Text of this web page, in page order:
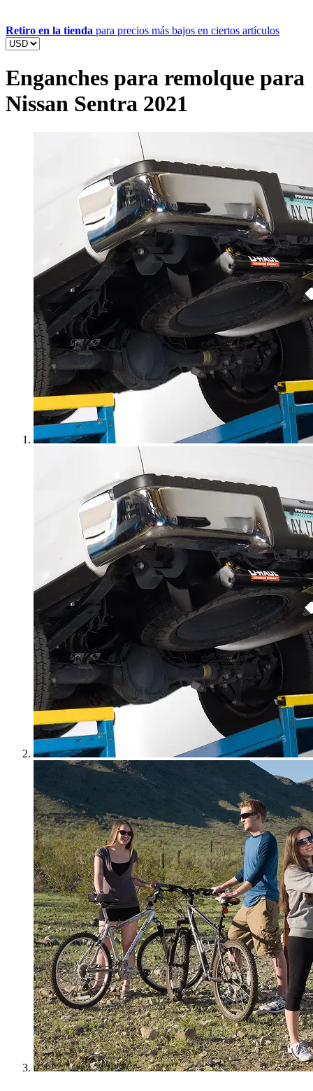
Retiro en la tienda para precios más bajos en ciertos artículos
Enganches para remolque para
Nissan Sentra 2021